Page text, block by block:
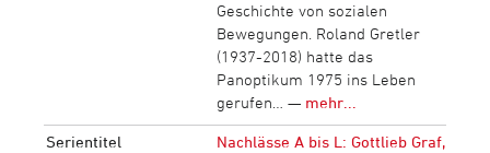
Geschichte von sozialen
Bewegungen. Roland Gretler
(1937-2018) hatte das
Panoptikum 1975 ins Leben
gerufen… — mehr...
Serientitel
Nachlässe A bis L: Gottlieb Graf,